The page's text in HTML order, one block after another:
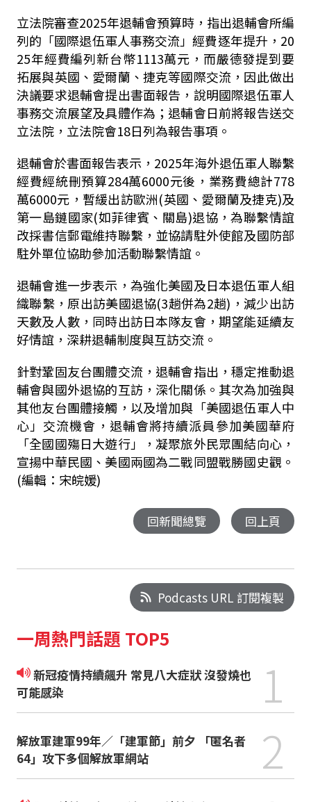
立法院審查2025年退輔會預算時，指出退輔會所編
列的「國際退伍軍人事務交流」經費逐年提升，20
25年經費編列新台幣1113萬元，而嚴德發提到要
拓展與英國、愛爾蘭、捷克等國際交流，因此做出
決議要求退輔會提出書面報告，說明國際退伍軍人
事務交流展望及具體作為；退輔會日前將報告送交
立法院，立法院會18日列為報告事項。
退輔會於書面報告表示，2025年海外退伍軍人聯繫
經費經統刪預算284萬6000元後，業務費總計778
萬6000元，暫緩出訪歐洲(英國、愛爾蘭及捷克)及
第一島鏈國家(如菲律賓、關島)退協，為聯繫情誼
改採書信郵電維持聯繫，並協請駐外使館及國防部
駐外單位協助參加活動聯繫情誼。
退輔會進一步表示，為強化美國及日本退伍軍人組
織聯繫，原出訪美國退協(3趟併為2趟)，減少出訪
天數及人數，同時出訪日本隊友會，期望能延續友
好情誼，深耕退輔制度與互訪交流。
針對鞏固友台團體交流，退輔會指出，穩定推動退
輔會與國外退協的互訪，深化關係。其次為加強與
其他友台團體接觸，以及增加與「美國退伍軍人中
心」交流機會，退輔會將持續派員參加美國華府
「全國國殤日大遊行」，凝聚旅外民眾團結向心，
宣揚中華民國、美國兩國為二戰同盟戰勝國史觀。
(編輯：宋皖媛)
回新聞總覽 回上頁
Podcasts URL 訂閱複製
一周熱門話題 TOP5
新冠疫情持續飆升 常見八大症狀 沒發燒也
可能感染
1
解放軍建軍99年／「建軍節」前夕 「匿名者
64」攻下多個解放軍網站
2